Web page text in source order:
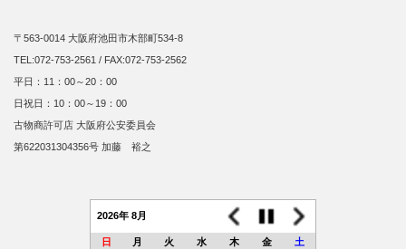
〒563-0014 大阪府池田市木部町534-8
TEL:072-753-2561 / FAX:072-753-2562
平日：11：00～20：00
日祝日：10：00～19：00
古物商許可店 大阪府公安委員会
第622031304356号 加藤 裕之
2026年 8月
日 月 火 水 木 金
土